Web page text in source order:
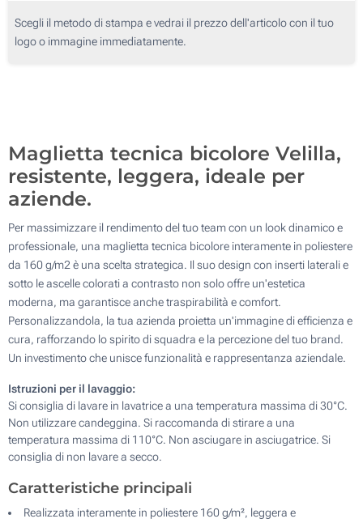
Transfer digitale full color (Lato cuore)
Scegli il metodo di stampa e vedrai il prezzo dell'articolo con il tuo
logo o immagine immediatamente.
Maglietta tecnica bicolore Velilla,
resistente, leggera, ideale per
aziende.
Per massimizzare il rendimento del tuo team con un look dinamico e
professionale, una maglietta tecnica bicolore interamente in poliestere
da 160 g/m2 è una scelta strategica. Il suo design con inserti laterali e
sotto le ascelle colorati a contrasto non solo offre un'estetica
moderna, ma garantisce anche traspirabilità e comfort.
Personalizzandola, la tua azienda proietta un'immagine di efficienza e
cura, rafforzando lo spirito di squadra e la percezione del tuo brand.
Un investimento che unisce funzionalità e rappresentanza aziendale.
Istruzioni per il lavaggio:
Si consiglia di lavare in lavatrice a una temperatura massima di 30°C.
Non utilizzare candeggina. Si raccomanda di stirare a una
temperatura massima di 110°C. Non asciugare in asciugatrice. Si
consiglia di non lavare a secco.
Caratteristiche principali
Realizzata interamente in poliestere 160 g/m², leggera e